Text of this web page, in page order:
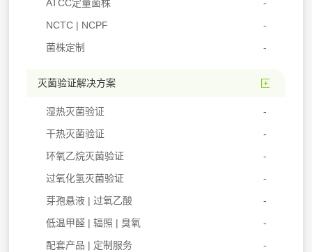
ATCC定量菌株
NCTC | NCPF
菌株定制
灭菌验证解决方案
湿热灭菌验证
干热灭菌验证
环氧乙烷灭菌验证
过氧化氢灭菌验证
芽孢悬液 | 过氧乙酸
低温甲醛 | 辐照 | 臭氧
配套产品 | 定制服务